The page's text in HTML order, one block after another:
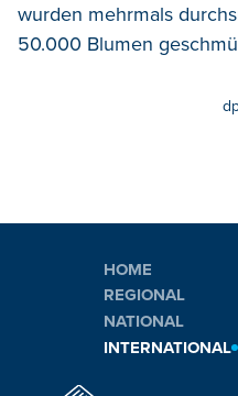
wurden mehrmals
50.000 Blumen
HOME
REGIONAL
NATIONAL
INTERNATIONAL